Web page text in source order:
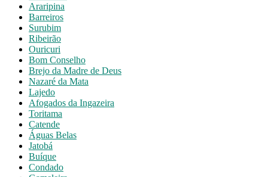
Araripina
Barreiros
Surubim
Ribeirão
Ouricuri
Bom Conselho
Brejo da Madre de Deus
Nazaré da Mata
Lajedo
Afogados da Ingazeira
Toritama
Catende
Águas Belas
Jatobá
Buíque
Condado